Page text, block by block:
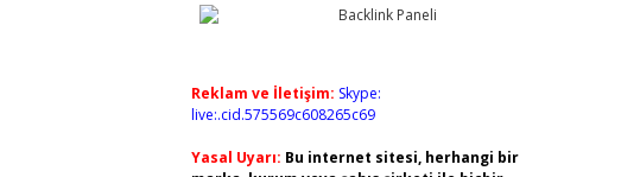
Reklam ve İletişim: Skype:
live:.cid.575569c608265c69
Yasal Uyarı: Bu internet sitesi, herhangi bir